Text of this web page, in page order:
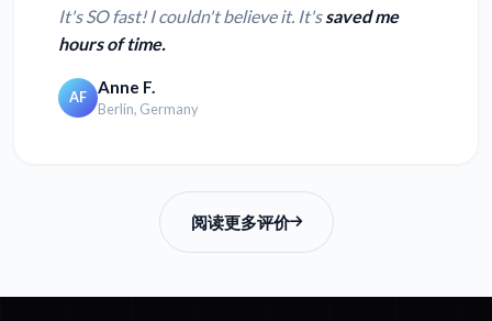
It's SO fast! I couldn't believe it. It'ssaved me
hours of time.
AF Anne F.
Berlin, Germany
阅读更多评价